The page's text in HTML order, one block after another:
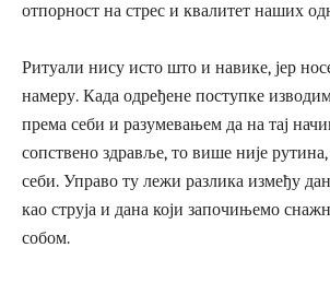
отпорност на стрес и квалитет наших
Ритуали нису исто што и навике, јер
намеру. Када одређене поступке
према себи и разумевањем да на тај
сопствено здравље, то више није
себи. Управо ту лежи разлика између
као струја и дана који започињемо
собом.